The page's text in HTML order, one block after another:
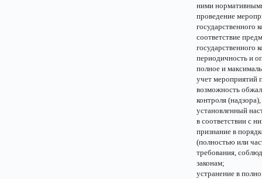
ними
проведение
государственного
соответствие
государственного
периодичность и
полное и
учет мероприятий
возможность
контроля
установленный
в соответствии с
признание в
(полностью или
требования,
законам;
устранение в